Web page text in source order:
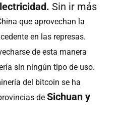
Sin ir más
que aprovechan la
en las represas.
de esta manera
sin ningún tipo de uso.
del bitcoin se ha
de Sichuan y